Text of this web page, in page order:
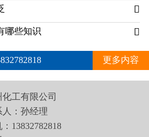

哪些知识 
更多内容
化工有限公司
人：孙经理
13832782818